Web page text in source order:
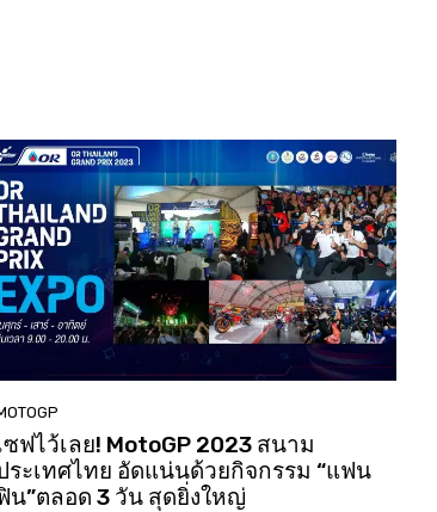
ซฟไว้เลย! MotoGP 2023 สนาม
ระเทศไทย อัดแน่นด้วยกิจกรรม “แฟน
น”ตลอด 3 วัน สุดยิ่งใหญ่